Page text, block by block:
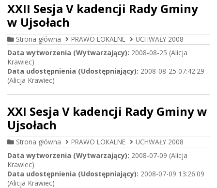
XXII Sesja V kadencji Rady Gminy
w Ujsołach
Strona główna PRAWO LOKALNE
UCHWAŁY 2008
Data wytworzenia (Wytwarzający): 2008-08-25 (Alicja
Krawiec)
Data udostępnienia (Udostępniający): 2008-08-25 07:42:29
(Alicja Krawiec)
XXI Sesja V kadencji Rady Gminy w
Ujsołach
Strona główna PRAWO LOKALNE
UCHWAŁY 2008
Data wytworzenia (Wytwarzający): 2008-07-09 (Alicja
Krawiec)
Data udostępnienia (Udostępniający): 2008-07-09 13:26:09
(Alicja Krawiec)